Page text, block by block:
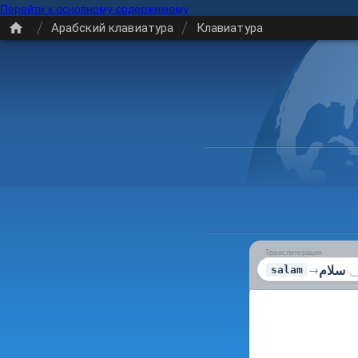
Перейти к основному содержимому
/ Арабский клавиатура / Клавиатура
salam →سلام
Транслитерация